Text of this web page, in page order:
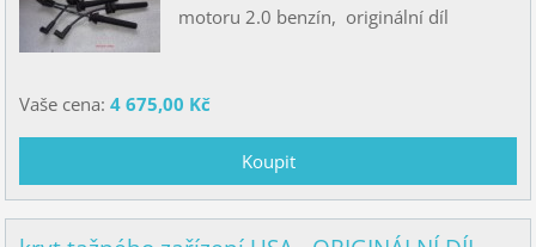
motoru 2.0 benzín, originální díl
Vaše cena: 4 675,00 Kč